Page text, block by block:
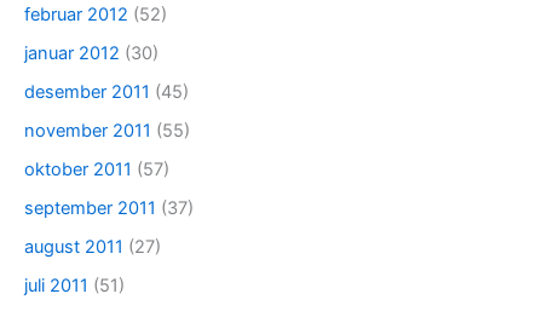
februar 2012 (52)
januar 2012 (30)
desember 2011 (45)
november 2011 (55)
oktober 2011 (57)
september 2011 (37)
august 2011 (27)
juli 2011 (51)